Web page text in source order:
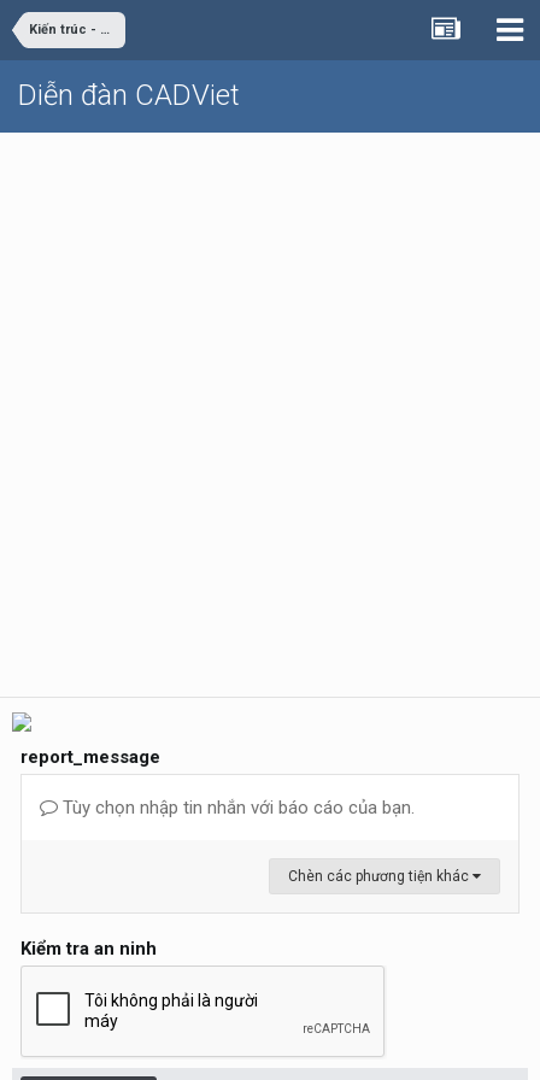
Kiến trúc - Nội thất
Diễn đàn CADViet
report_message
Tùy chọn nhập tin nhắn với báo cáo của bạn.
Chèn các phương tiện khác
Kiểm tra an ninh